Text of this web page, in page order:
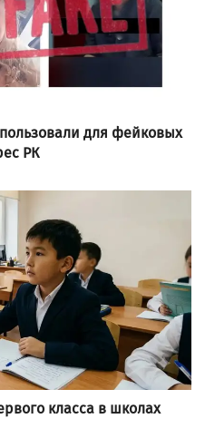
для фейковых
РК
класса в школах